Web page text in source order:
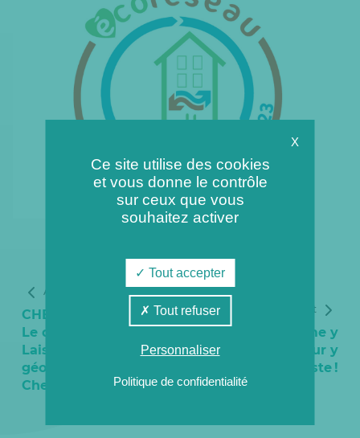
Article précédent
CHELLES CHALEUR :
Le député Maxime
Laisney découvre la
géothermie de
Chelles
Article suivant
Chelles : la flamme y
passe, la chaleur y
reste !
X
Ce site utilise des cookies
et vous donne le contrôle
sur ceux que vous
souhaitez activer
Tout accepter
Tout refuser
Personnaliser
Politique de confidentialité